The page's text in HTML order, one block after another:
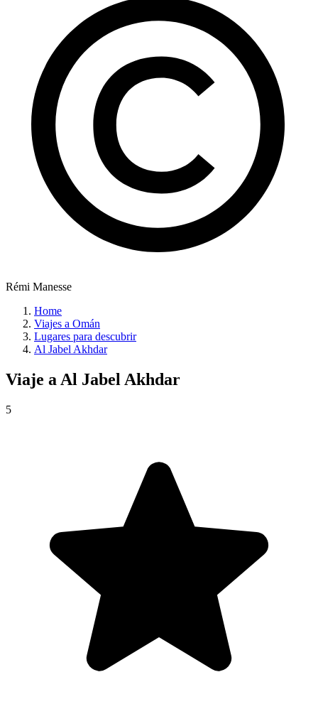
Rémi Manesse
Home
Viajes a Omán
Lugares para descubrir
Al Jabel Akhdar
Viaje aAl Jabel Akhdar
5